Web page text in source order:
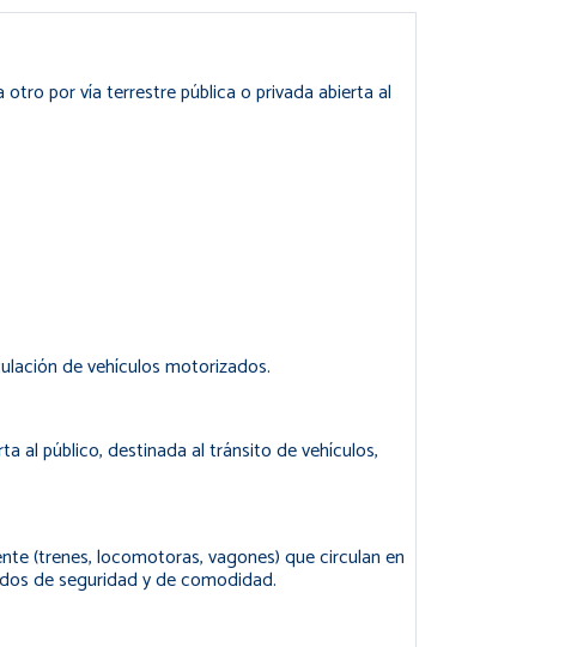
por vía terrestre pública o privada abierta al
de vehículos motorizados.
al público, destinada al tránsito de vehículos,
(trenes, locomotoras, vagones) que circulan en
de seguridad y de comodidad.